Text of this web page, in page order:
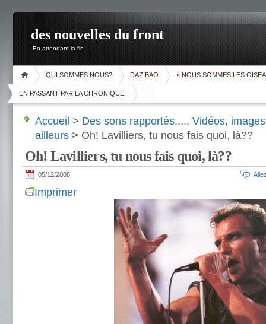
des nouvelles du front
En attendant la fin
QUI SOMMES NOUS? DAZIBAO « NOUS SOMMES LES
EN PASSANT PAR LA CHRONIQUE
Accueil > Des sons rapportés...., Vidéos,
ailleurs > Oh! Lavilliers, tu nous fais quoi, là??
Oh! Lavilliers, tu nous fais quoi, là??
05/12/2008
Imprimer